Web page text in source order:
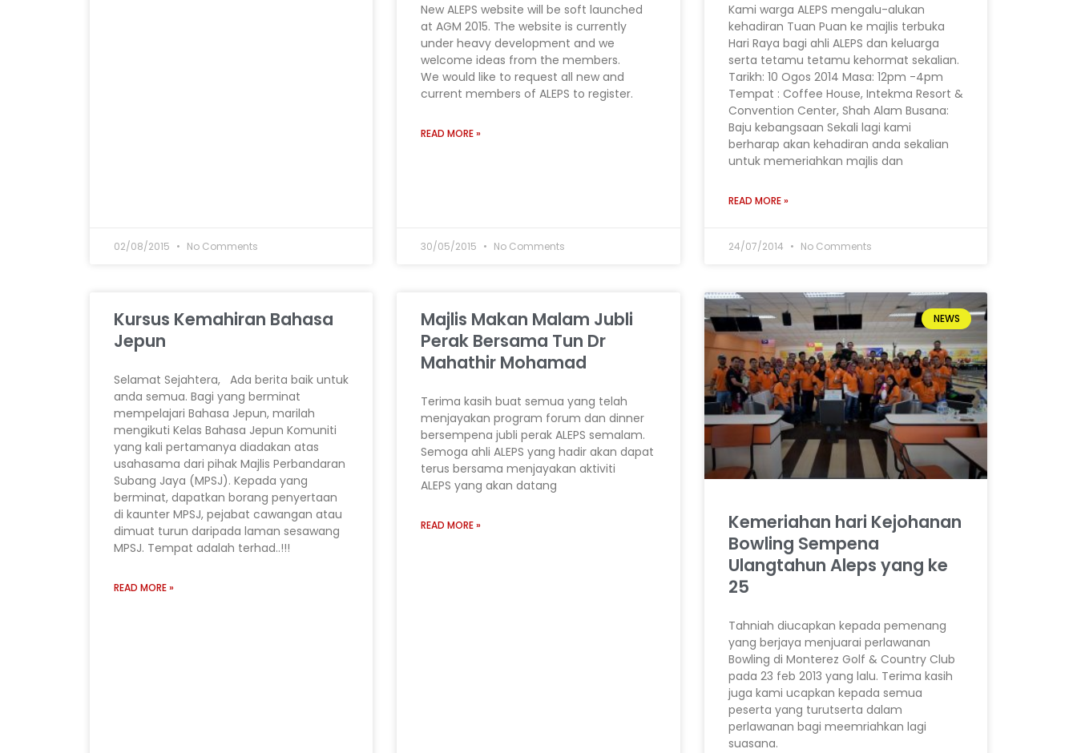
02/08/2015 No Comments
New ALEPS website will be soft launched
at AGM 2015. The website is currently
under heavy development and we
welcome ideas from the members.
We would like to request all new and
current members of ALEPS to register.
READ MORE »
30/05/2015 No Comments
Kami warga ALEPS mengalu-alukan
kehadiran Tuan Puan ke majlis terbuka
Hari Raya bagi ahli ALEPS dan keluarga
serta tetamu tetamu kehormat sekalian.
Tarikh: 10 Ogos 2014 Masa: 12pm -4pm
Tempat : Coffee House, Intekma Resort &
Convention Center, Shah Alam Busana:
Baju kebangsaan Sekali lagi kami
berharap akan kehadiran anda sekalian
untuk memeriahkan majlis dan
READ MORE »
24/07/2014 No Comments
Kursus Kemahiran Bahasa
Jepun
Selamat Sejahtera, Ada berita baik untuk
anda semua. Bagi yang berminat
mempelajari Bahasa Jepun, marilah
mengikuti Kelas Bahasa Jepun Komuniti
yang kali pertamanya diadakan atas
usahasama dari pihak Majlis Perbandaran
Subang Jaya (MPSJ). Kepada yang
berminat, dapatkan borang penyertaan
di kaunter MPSJ, pejabat cawangan atau
dimuat turun daripada laman sesawang
MPSJ. Tempat adalah terhad..!!!
READ MORE »
Majlis Makan Malam Jubli
Perak Bersama Tun Dr
Mahathir Mohamad
Terima kasih buat semua yang telah
menjayakan program forum dan dinner
bersempena jubli perak ALEPS semalam.
Semoga ahli ALEPS yang hadir akan dapat
terus bersama menjayakan aktiviti
ALEPS yang akan datang
READ MORE »
NEWS
Kemeriahan hari Kejohanan
Bowling Sempena
Ulangtahun Aleps yang ke
25
Tahniah diucapkan kepada pemenang
yang berjaya menjuarai perlawanan
Bowling di Monterez Golf & Country Club
pada 23 feb 2013 yang lalu. Terima kasih
juga kami ucapkan kepada semua
peserta yang turutserta dalam
perlawanan bagi meemriahkan lagi
suasana.